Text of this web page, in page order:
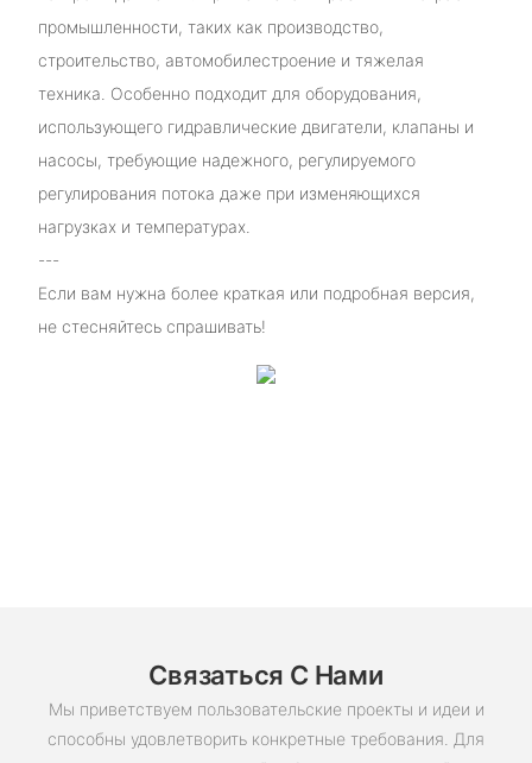
промышленности, таких как производство,
строительство, автомобилестроение и тяжелая
техника. Особенно подходит для оборудования,
использующего гидравлические двигатели, клапаны и
насосы, требующие надежного, регулируемого
регулирования потока даже при изменяющихся
нагрузках и температурах.
---
Если вам нужна более краткая или подробная версия,
не стесняйтесь спрашивать!
Связаться С Нами
Мы приветствуем пользовательские проекты и идеи и
способны удовлетворить конкретные требования. Для